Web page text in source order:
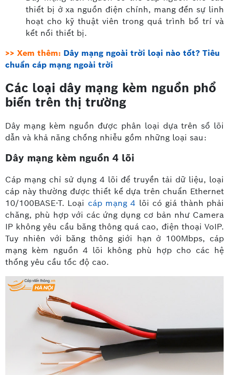
thiết bị ở xa nguồn điện chính, mang đến sự linh
hoạt cho kỹ thuật viên trong quá trình bố trí và
kết nối thiết bị.
>> Xem thêm: Dây mạng ngoài trời loại nào tốt? Tiêu
chuẩn cáp mạng ngoài trời
Các loại dây mạng kèm nguồn phổ
biến trên thị trường
Dây mạng kèm nguồn được phân loại dựa trên số lõi
dẫn và khả năng chống nhiễu gồm những loại sau:
Dây mạng kèm nguồn 4 lõi
Cáp mạng chỉ sử dụng 4 lõi để truyền tải dữ liệu, loại
cáp này thường được thiết kế dựa trên chuẩn Ethernet
10/100BASE-T. Loại cáp mạng 4 lõi có giá thành phải
chăng, phù hợp với các ứng dụng cơ bản như Camera
IP không yêu cầu băng thông quá cao, điện thoại VoIP.
Tuy nhiên với băng thông giới hạn ở 100Mbps, cáp
mạng kèm nguồn 4 lõi không phù hợp cho các hệ
thống yêu cầu tốc độ cao.